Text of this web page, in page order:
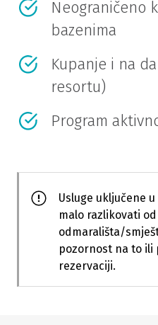
Neograničeno
bazenima
Kupanje i na
resortu)
Program
Usluge uključene
malo razlikovati
odmarališta/
pozornost na to ili
rezervaciji.